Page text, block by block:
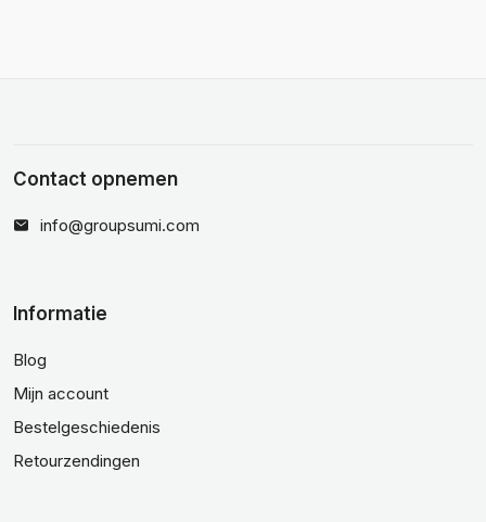
Contact opnemen
info@groupsumi.com
Informatie
Blog
Mijn account
Bestelgeschiedenis
Retourzendingen